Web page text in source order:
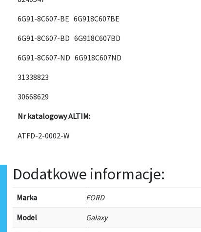
6G91-8C607-BE 6G918C607BE
6G91-8C607-BD 6G918C607BD
6G91-8C607-ND 6G918C607ND
31338823
30668629
Nr katalogowy ALTIM:
ATFD-2-0002-W
Dodatkowe informacje:
Marka FORD
Model Galaxy